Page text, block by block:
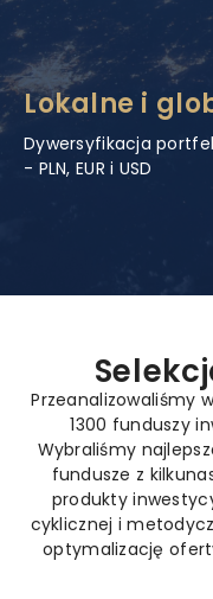
Lokalne i
Dywersyfikacja
- PLN, EUR i USD
Przeanalizowaliśmy
1300 funduszy
Wybraliśmy
fundusze z
produkty
cyklicznej i
optymalizację